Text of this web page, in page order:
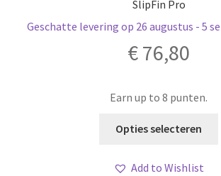
SlipFin Pro
Geschatte levering op 26 augustus - 5
€76,80
Earn up to 8 punten.
Opties selecteren
Add to Wishlist